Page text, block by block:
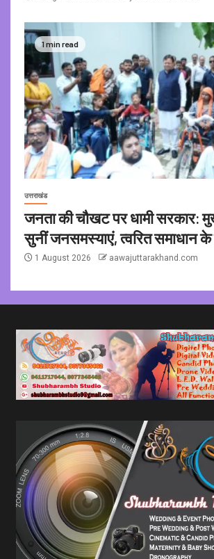
1 min read
उत्तराखंड
जनता की चौखट पर धामी सरकार:
सुनीं जनसमस्याएं, त्वरित समाधान के
1 August 2026 aawajuttarakhand.com